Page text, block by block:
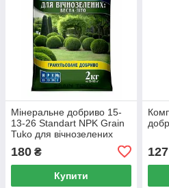
Мінеральне добриво 15-
13-26 Standart NPK Grain
Tuko для вічнозелених
180₴
Купити
127